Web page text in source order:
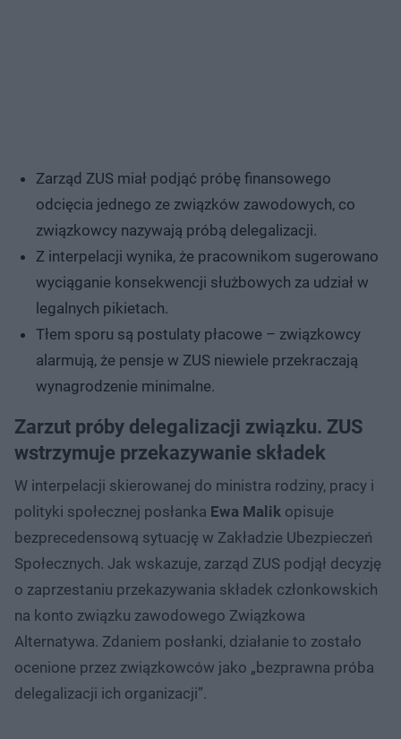
Zarząd ZUS miał podjąć próbę finansowego
odcięcia jednego ze związków zawodowych, co
związkowcy nazywają próbą delegalizacji.
Z interpelacji wynika, że pracownikom sugerowano
wyciąganie konsekwencji służbowych za udział w
legalnych pikietach.
Tłem sporu są postulaty płacowe – związkowcy
alarmują, że pensje w ZUS niewiele przekraczają
wynagrodzenie minimalne.
Zarzut próby delegalizacji związku. ZUS
wstrzymuje przekazywanie składek
W interpelacji skierowanej do ministra rodziny, pracy i
polityki społecznej posłanka Ewa Malik opisuje
bezprecedensową sytuację w Zakładzie Ubezpieczeń
Społecznych. Jak wskazuje, zarząd ZUS podjął decyzję
o zaprzestaniu przekazywania składek członkowskich
na konto związku zawodowego Związkowa
Alternatywa. Zdaniem posłanki, działanie to zostało
ocenione przez związkowców jako „bezprawna próba
delegalizacji ich organizacji”.